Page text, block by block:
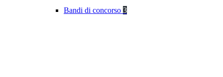
Bandi di concorso 3